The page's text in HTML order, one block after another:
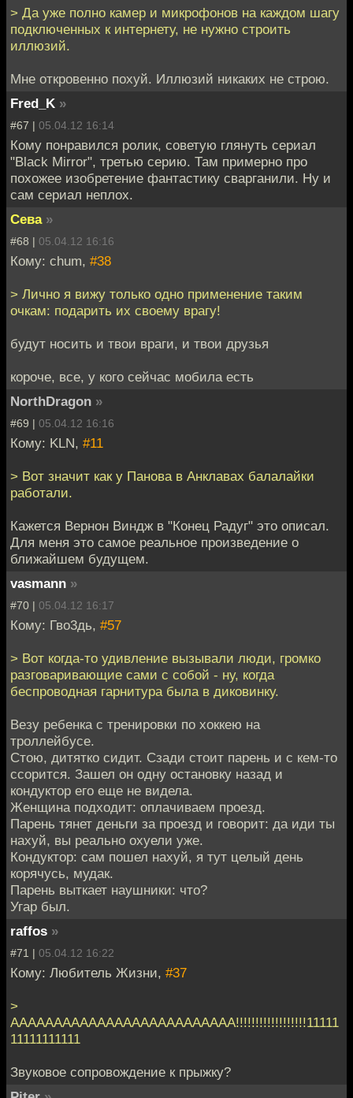
> Да уже полно камер и микрофонов на каждом шагу
подключенных к интернету, не нужно строить
иллюзий.
Мне откровенно похуй. Иллюзий никаких не строю.
Fred_K »
#67 | 05.04.12 16:14
Кому понравился ролик, советую глянуть сериал
"Black Mirror", третью серию. Там примерно про
похожее изобретение фантастику сварганили. Ну и
сам сериал неплох.
Сева »
#68 | 05.04.12 16:16
Кому: chum, #38
> Лично я вижу только одно применение таким
очкам: подарить их своему врагу!
будут носить и твои враги, и твои друзья
короче, все, у кого сейчас мобила есть
NorthDragon »
#69 | 05.04.12 16:16
Кому: KLN, #11
> Вот значит как у Панова в Анклавах балалайки
работали.
Кажется Вернон Виндж в "Конец Радуг" это описал.
Для меня это самое реальное произведение о
ближайшем будущем.
vasmann »
#70 | 05.04.12 16:17
Кому: Гво3дь, #57
> Вот когда-то удивление вызывали люди, громко
разговаривающие сами с собой - ну, когда
беспроводная гарнитура была в диковинку.
Везу ребенка с тренировки по хоккею на
троллейбусе.
Стою, дитятко сидит. Сзади стоит парень и с кем-то
ссорится. Зашел он одну остановку назад и
кондуктор его еще не видела.
Женщина подходит: оплачиваем проезд.
Парень тянет деньги за проезд и говорит: да иди ты
нахуй, вы реально охуели уже.
Кондуктор: сам пошел нахуй, я тут целый день
корячусь, мудак.
Парень выткает наушники: что?
Угар был.
raffos »
#71 | 05.04.12 16:22
Кому: Любитель Жизни, #37
>
AAAAAAAAAAAAAAAAAAAAAAAAAA!!!!!!!!!!!!!!!!!!11111
11111111111
Звуковое сопровождение к прыжку?